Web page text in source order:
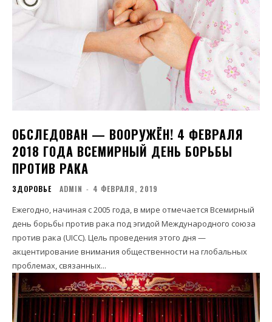
ОБСЛЕДОВАН — ВООРУЖЁН! 4 ФЕВРАЛЯ
2018 ГОДА ВСЕМИРНЫЙ ДЕНЬ БОРЬБЫ
ПРОТИВ РАКА
ЗДОРОВЬЕ ADMIN - 4 ФЕВРАЛЯ, 2019
Ежегодно, начиная с 2005 года, в мире отмечается Всемирный
день борьбы против рака под эгидой Международного союза
против рака (UICC). Цель проведения этого дня —
акцентирование внимания общественности на глобальных
проблемах, связанных...